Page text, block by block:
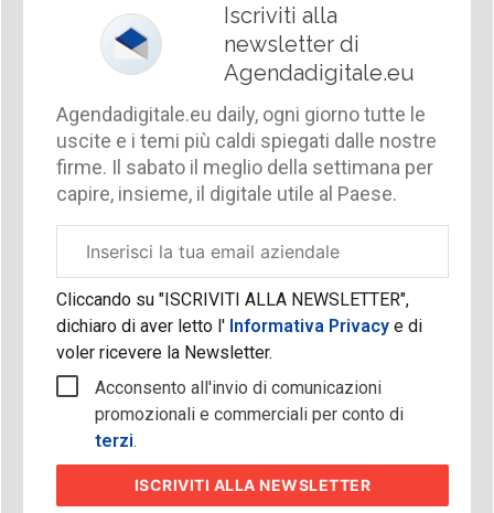
Iscriviti alla
newsletter di
Agendadigitale.eu
Agendadigitale.eu daily, ogni giorno tutte le
uscite e i temi più caldi spiegati dalle nostre
firme. Il sabato il meglio della settimana per
capire, insieme, il digitale utile al Paese.
aziendale
Cliccando su "ISCRIVITI ALLA NEWSLETTER",
dichiaro di aver letto l'Informativa Privacy e di
voler ricevere la Newsletter.
Acconsento all'invio di comunicazioni
promozionali e commerciali per conto di
terzi.
ISCRIVITI ALLA NEWSLETTER